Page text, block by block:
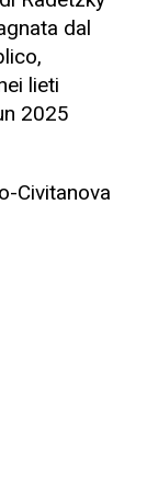
dal
lieti
2025
Civitanova